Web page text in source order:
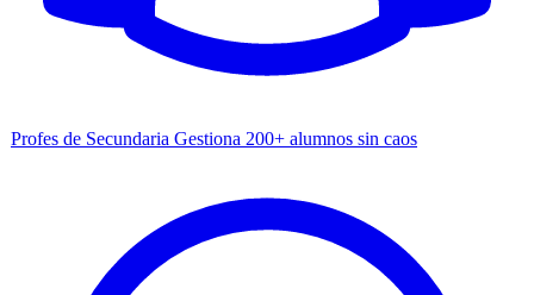
Profes de Secundaria Gestiona 200+ alumnos sin caos